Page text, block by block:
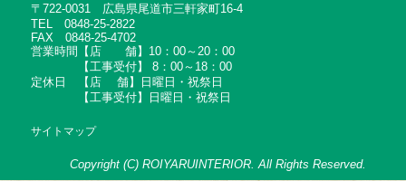
〒722-0031 広島県尾道市三軒家町16-4
TEL 0848-25-2822
FAX 0848-25-4702
営業時間【店 舗】10：00～20：00
【工事受付】 8：00～18：00
定休日 【店 舗】日曜日・祝祭日
【工事受付】日曜日・祝祭日
サイトマップ
Copyright (C) ROIYARUINTERIOR. All Rights Reserved.